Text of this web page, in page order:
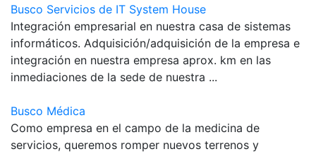
Busco Servicios de IT System House
Integración empresarial en nuestra casa de sistemas
informáticos. Adquisición/adquisición de la empresa e
integración en nuestra empresa aprox. km en las
inmediaciones de la sede de nuestra ...
Busco Médica
Como empresa en el campo de la medicina de
servicios, queremos romper nuevos terrenos y